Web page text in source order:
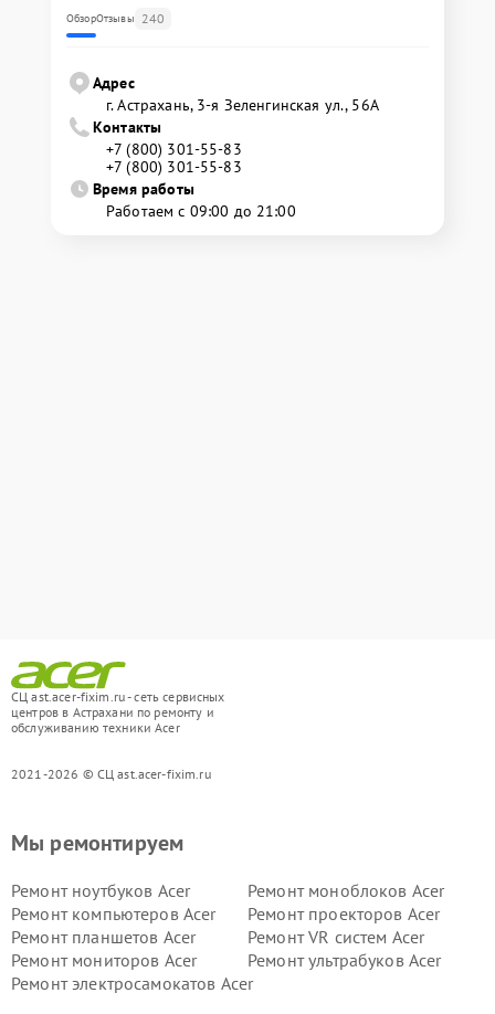
ОбзорОтзывы 240
Адрес
г. Астрахань, 3-я Зеленгинская ул., 56А
Контакты
+7 (800) 301-55-83
+7 (800) 301-55-83
Время работы
Работаем с 09:00 до 21:00
СЦ ast.acer-fixim.ru - сеть сервисных
центров в Астрахани по ремонту и
обслуживанию техники Acer
2021-2026 © СЦ ast.acer-fixim.ru
Мы ремонтируем
Ремонт ноутбуков Acer
Ремонт моноблоков Acer
Ремонт компьютеров Acer
Ремонт проекторов Acer
Ремонт планшетов Acer
Ремонт VR систем Acer
Ремонт мониторов Acer
Ремонт ультрабуков Acer
Ремонт электросамокатов Acer